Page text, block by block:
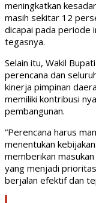
meningkatkan
masih sekitar 12
dicapai pada periode
tegasnya.
Selain itu, Wakil
perencana dan
kinerja pimpinan
memiliki kontribusi
pembangunan.
“Perencana harus
menentukan
memberikan
yang menjadi
berjalan efektif dan